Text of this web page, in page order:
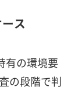
ス
有の環境要
の段階で判